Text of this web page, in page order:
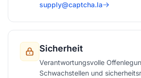
supply@captcha.la
Sicherheit
Verantwortungsvolle
Schwachstellen und